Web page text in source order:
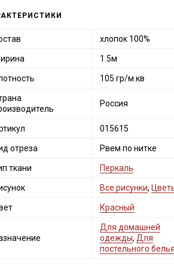
хлопок 100%
1.5м
105 гр/м.кв
Россия
015615
отреза Рвем по нитке
ткани Перкаль
Все рисунки,
Красный
Для домашней
одежды, Для
постельного белья